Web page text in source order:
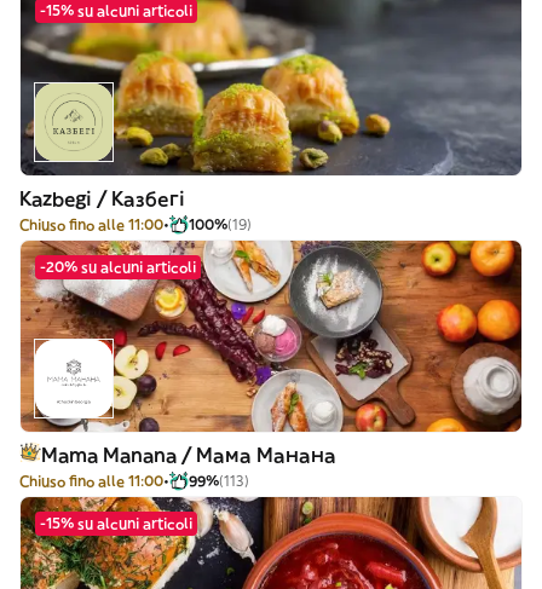
-15% su alcuni articoli
Kazbegi / Казбегі
Chiuso fino alle 11:00 100%(19)
-20% su alcuni articoli
Mama Manana / Мама Манана
Chiuso fino alle 11:00 99%(113)
-15% su alcuni articoli